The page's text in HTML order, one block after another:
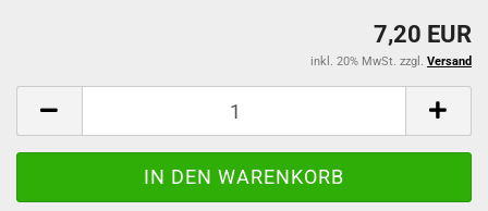
7,20 EUR
inkl. 20% MwSt. zzgl. Versand